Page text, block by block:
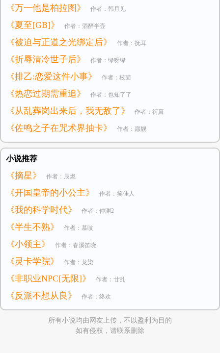
《万一他是柏拉图》 作者：韩月见
《夏至[GB]》 作者：酒醉半壶
《被迫与正道之光绑定后》 作者：抚耳
《折辱清冷世子后》 作者：绿呀绿
《排乙:恋爱这件小事》 作者：枝茴
《热恋过期需重追》 作者：也知了了
《从乱葬岗出来后，我无敌了》 作者：衍真
《佐鸣之子在咒术界抽卡》 作者：愿靓
小说推荐
《摘星》 作者：辰燃
《开国皇帝的小公主》 作者：笑佳人
《我的科学时代》 作者：仲渊2
《半生不熟》 作者：慕吱
《小领主》 作者：春溪笛晓
《灵卡学院》 作者：龙柒
《非职业NPC[无限]》 作者：廿乱
《反派不想从良》 作者：终欢
所有小说均由网友上传，不以盈利为目的
如有侵权，请联系删除